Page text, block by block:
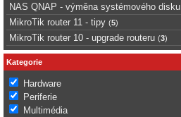
NAS QNAP - výměna systémového disku
MikroTik router 11 - tipy (5)
MikroTik router 10 - upgrade routeru (3)
Kategorie
Hardware
Periferie
Multimédia